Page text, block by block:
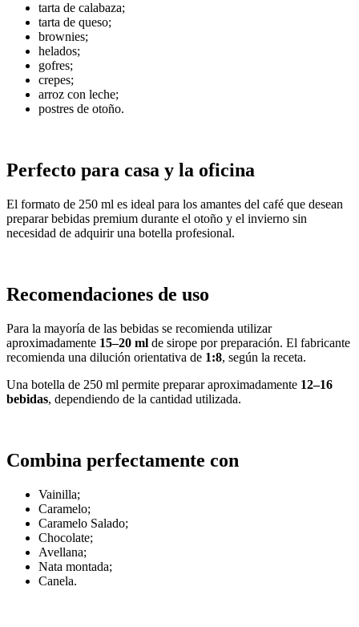
tarta de calabaza;
tarta de queso;
brownies;
helados;
gofres;
crepes;
arroz con leche;
postres de otoño.
Perfecto para casa y la oficina
El formato de 250 ml es ideal para los amantes del café que desean
preparar bebidas premium durante el otoño y el invierno sin
necesidad de adquirir una botella profesional.
Recomendaciones de uso
Para la mayoría de las bebidas se recomienda utilizar
aproximadamente 15–20 ml de sirope por preparación. El fabricante
recomienda una dilución orientativa de 1:8, según la receta.
Una botella de 250 ml permite preparar aproximadamente 12–16
bebidas, dependiendo de la cantidad utilizada.
Combina perfectamente con
Vainilla;
Caramelo;
Caramelo Salado;
Chocolate;
Avellana;
Nata montada;
Canela.